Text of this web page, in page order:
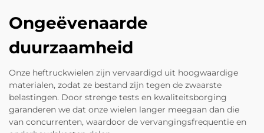
Ongeëvenaarde
duurzaamheid
Onze heftruckwielen zijn vervaardigd uit hoogwaardige
materialen, zodat ze bestand zijn tegen de zwaarste
belastingen. Door strenge tests en kwaliteitsborging
garanderen we dat onze wielen langer meegaan dan die
van concurrenten, waardoor de vervangingsfrequentie en